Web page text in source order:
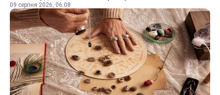
09 серпня 2026, 06:08